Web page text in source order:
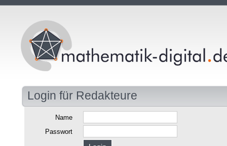
Login für Redakteure
Name
Passwort